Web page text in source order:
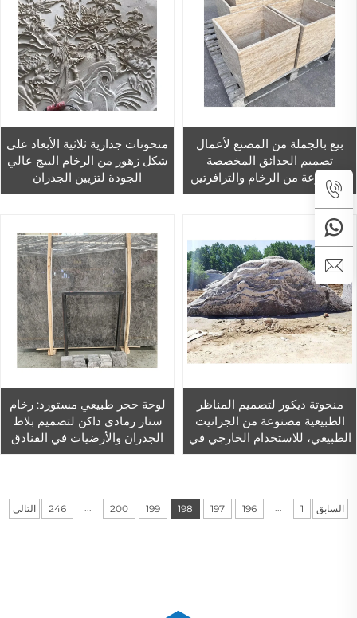
بيع بالجملة من المصنع لأعمال
تصميم الحدائق المخصصة
المصنوعة من الرخام والترافرتين
والحجر الطبيعي، للاستخدام
الخارجي في الحدائق
منحوتات جدارية ثلاثية الأبعاد على
شكل زهور من الرخام البيج عالي
الجودة لتزيين الجدران
منحوتة ديكور لتصميم المناظر
الطبيعية مصنوعة من الجرانيت
الطبيعي، للاستخدام الخارجي في
ديكور الحدائق
لوحة حجر طبيعي مستورد: رخام
ستار رمادي داكن لتصميم بلاط
الجدران والأرضيات في الفنادق
السابق 1
...
196
197
198
199
200
...
246 التالي